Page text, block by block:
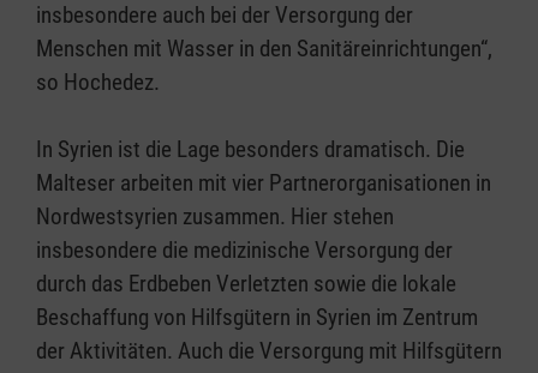
insbesondere auch bei der Versorgung der
Menschen mit Wasser in den Sanitäreinrichtungen“,
so Hochedez.
In Syrien ist die Lage besonders dramatisch. Die
Malteser arbeiten mit vier Partnerorganisationen in
Nordwestsyrien zusammen. Hier stehen
insbesondere die medizinische Versorgung der
durch das Erdbeben Verletzten sowie die lokale
Beschaffung von Hilfsgütern in Syrien im Zentrum
der Aktivitäten. Auch die Versorgung mit Hilfsgütern